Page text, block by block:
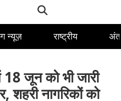
न्यूज़ राष्ट्रीय
18 जून को भी जारी
शहरी नागरिकों को